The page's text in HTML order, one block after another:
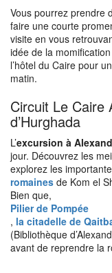
Vous pourrez prendre
faire une courte
visite en vous
idée de la
l’hôtel du Caire pour
matin.
Circuit Le Caire
d’Hurghada
L’excursion à
jour. Découvrez les
explorez les
romaines de Kom el
Bien que,
Pilier de Pompée
, la citadelle de
(Bibliothèque
avant de reprendre la